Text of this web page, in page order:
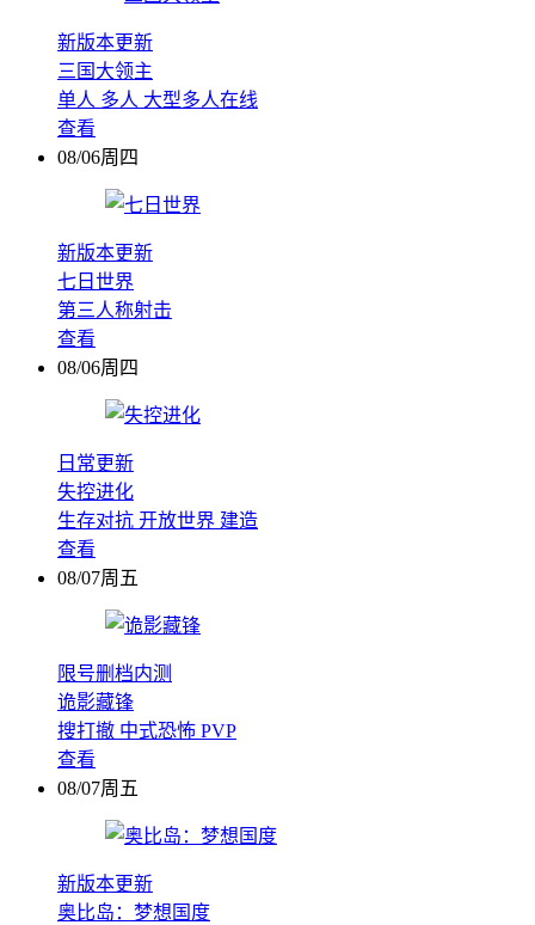
新版本更新
三国大领主
单人 多人 大型多人在线
查看
08/06周四
新版本更新
七日世界
第三人称射击
查看
08/06周四
日常更新
失控进化
生存对抗 开放世界 建造
查看
08/07周五
限号删档内测
诡影藏锋
搜打撤 中式恐怖 PVP
查看
08/07周五
新版本更新
奥比岛：梦想国度